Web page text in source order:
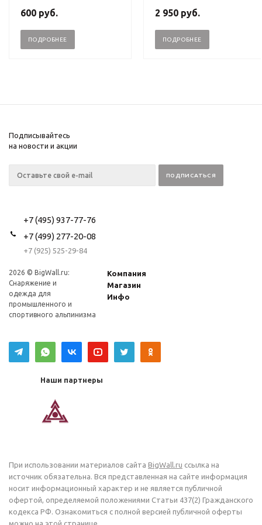
600 руб.
ПОДРОБНЕЕ
2 950 руб.
ПОДРОБНЕЕ
Подписывайтесь
на новости и акции
+7 (495) 937-77-76
+7 (499) 277-20-08
+7 (925) 525-29-84
2026 © BigWall.ru:
Снаряжение и
одежда для
промышленного и
спортивного альпинизма
Компания
Магазин
Инфо
Наши партнеры
При использовании материалов сайта BigWall.ru ссылка на
источник обязательна. Вся представленная на сайте информация
носит информационный характер и не является публичной
офертой, определяемой положениями Статьи 437(2) Гражданского
кодекса РФ. Ознакомиться с полной версией публичной оферты
можно на этой странице.